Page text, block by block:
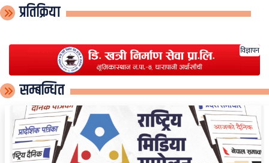
प्रतिक्रिया
विज्ञापन
सम्बन्धित